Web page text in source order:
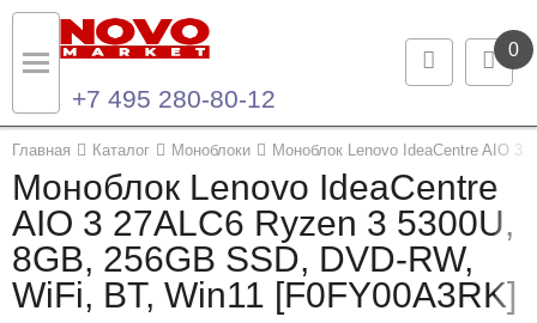
0
+7 495 280-80-12
Главная Каталог Моноблоки Моноблок Lenovo IdeaCentre AIO 3
Моноблок Lenovo IdeaCentre
AIO 3 27ALC6 Ryzen 3 5300U,
8GB, 256GB SSD, DVD-RW,
WiFi, BT, Win11 [F0FY00A3RK]
Назад
Каталог продукции
Ноутбуки и ультрабуки
Компьютеры
Назад
Контакты
Контактная информация